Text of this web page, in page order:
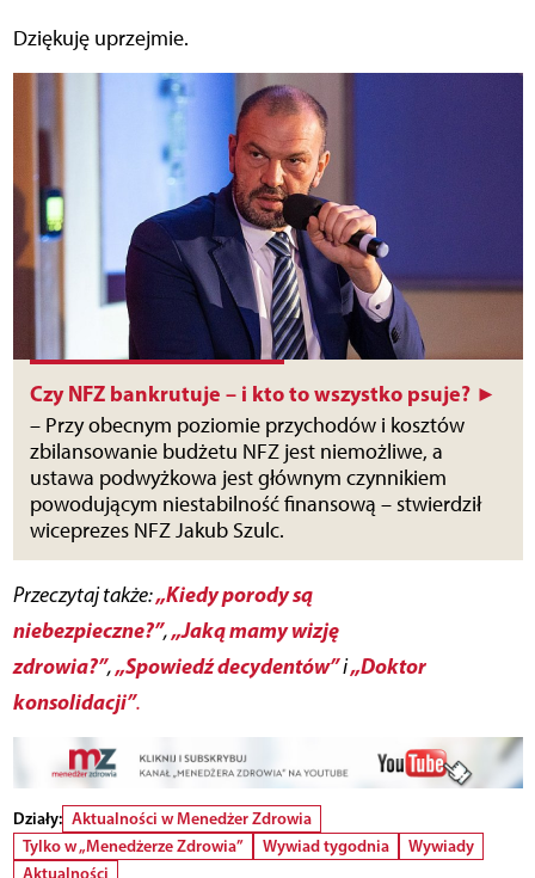
Dziękuję uprzejmie.
Czy NFZ bankrutuje – i kto to wszystko psuje? ►
– Przy obecnym poziomie przychodów i kosztów
zbilansowanie budżetu NFZ jest niemożliwe, a
ustawa podwyżkowa jest głównym czynnikiem
powodującym niestabilność finansową – stwierdził
wiceprezes NFZ Jakub Szulc.
Przeczytaj także:„Kiedy porody są
niebezpieczne?”,„Jaką mamy wizję
zdrowia?”,„Spowiedź decydentów”i„Doktor
konsolidacji”.
Działy: Aktualności w Menedżer Zdrowia
Tylko w „Menedżerze Zdrowia”
Wywiad tygodnia
Wywiady
Aktualności